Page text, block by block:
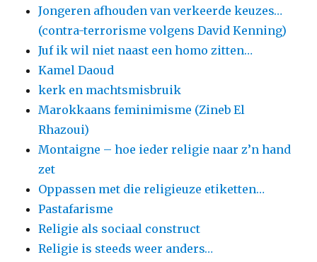
Jongeren afhouden van verkeerde keuzes…
(contra-terrorisme volgens David Kenning)
Juf ik wil niet naast een homo zitten…
Kamel Daoud
kerk en machtsmisbruik
Marokkaans feminimisme (Zineb El
Rhazoui)
Montaigne – hoe ieder religie naar z’n hand
zet
Oppassen met die religieuze etiketten…
Pastafarisme
Religie als sociaal construct
Religie is steeds weer anders…